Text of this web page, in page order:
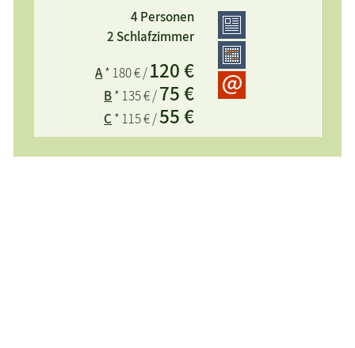
Ferienwohnung im Erdgeschoss mit Terrasse, 2
separate Schlafzimmer, kostenloses WLAN,
Nichtraucher, sehr ruhige zentrale Lage, 5 min zum
Strand, PKW-Stellplatz direkt am Haus.
4 Personen
2 Schlafzimmer
A* 180 € /120 €
B* 135 € /75 €
C * 115 € /55 €